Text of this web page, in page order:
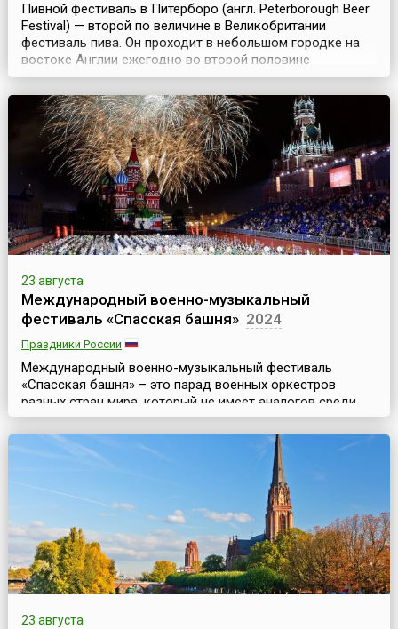
Пивной фестиваль в Питерборо (англ. Peterborough Beer
Festival) — второй по величине в Великобритании
фестиваль пива. Он проходит в небольшом городке на
востоке Англии ежегодно во второй половине
августа.На фестиваль съезжаются десятки тысяч
человек, так что население города увеличивается в
несколько раз, но ненадолго, потому что длится эта
радость для гурманов пива всего 5 дней. На фестив...
23 августа
Международный военно-музыкальный
фестиваль «Спасская башня» 2024
Праздники России
Международный военно-музыкальный фестиваль
«Спасская башня» – это парад военных оркестров
разных стран мира, который не имеет аналогов среди
других известных Military Tattoo (то есть парадов
военных оркестров) мирового уровня. Это
захватывающее дух музыкально-театрализованное
представление, где органично сочетаются разные
музыкальные направления (военная, классическая,
народная и эстрадная музыка)...
23 августа